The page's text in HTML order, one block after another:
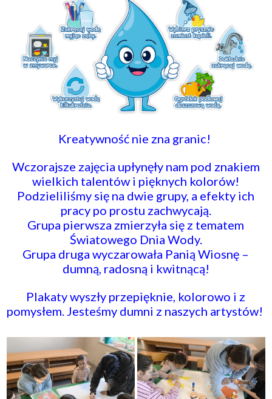
Kreatywność nie zna granic!
​Wczorajsze zajęcia upłynęły nam pod znakiem
wielkich talentów i pięknych kolorów!
Podzieliliśmy się na dwie grupy, a efekty ich
pracy po prostu zachwycają.
​Grupa pierwsza zmierzyła się z tematem
Światowego Dnia Wody.
Grupa druga wyczarowała Panią Wiosnę –
dumną, radosną i kwitnącą!
​Plakaty wyszły przepięknie, kolorowo i z
pomysłem. Jesteśmy dumni z naszych artystów!